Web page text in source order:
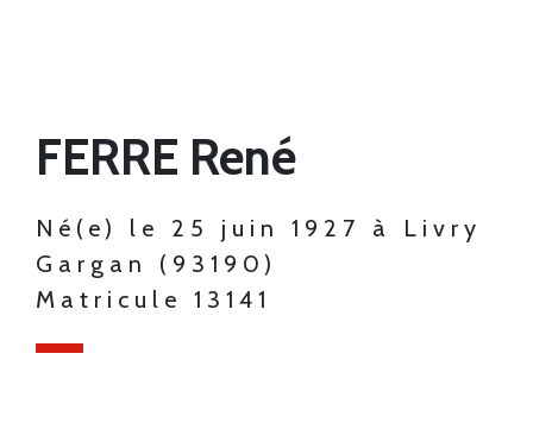
FERRE René
Né(e) le 25 juin 1927 à Livry
Gargan (93190)
Matricule 13141